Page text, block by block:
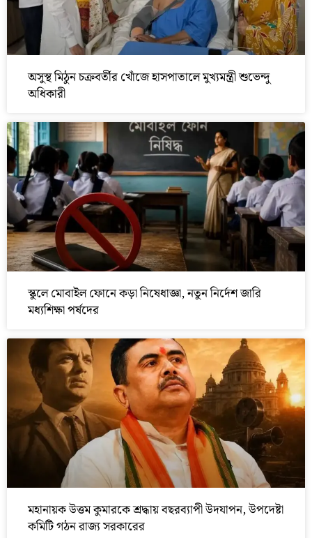
অসুস্থ মিঠুন চক্রবর্তীর খোঁজে হাসপাতালে মুখ্যমন্ত্রী শুভেন্দু
অধিকারী
স্কুলে মোবাইল ফোনে কড়া নিষেধাজ্ঞা, নতুন নির্দেশ জারি
মধ্যশিক্ষা পর্ষদের
মহানায়ক উত্তম কুমারকে শ্রদ্ধায় বছরব্যাপী উদযাপন, উপদেষ্টা
কমিটি গঠন রাজ্য সরকারের